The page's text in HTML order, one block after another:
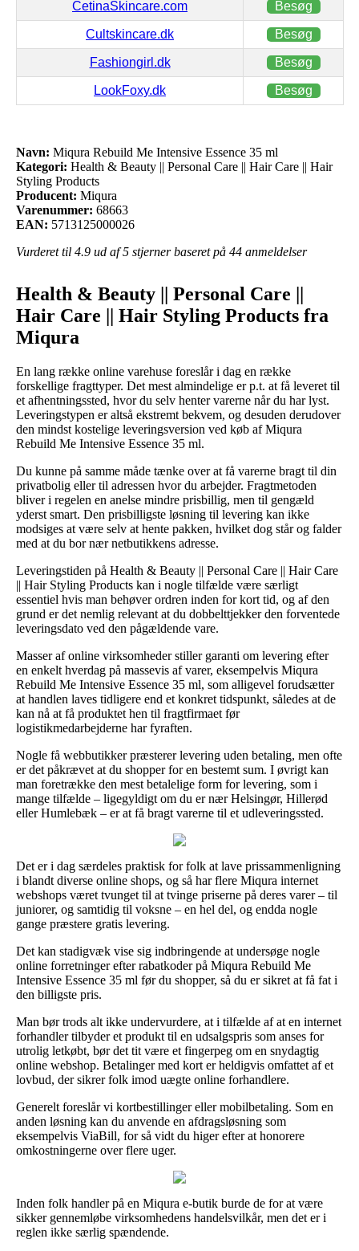
CetinaSkincare.com Besøg
Cultskincare.dk Besøg
Fashiongirl.dk Besøg
LookFoxy.dk Besøg
Navn: Miqura Rebuild Me Intensive Essence 35 ml
Kategori: Health & Beauty || Personal Care || Hair Care || Hair
Styling Products
Producent: Miqura
Varenummer: 68663
EAN: 5713125000026
Vurderet til 4.9 ud af 5 stjerner baseret på 44 anmeldelser
Health & Beauty || Personal Care ||
Hair Care || Hair Styling Products fra
Miqura
En lang række online varehuse foreslår i dag en række
forskellige fragttyper. Det mest almindelige er p.t. at få leveret til
et afhentningssted, hvor du selv henter varerne når du har lyst.
Leveringstypen er altså ekstremt bekvem, og desuden derudover
den mindst kostelige leveringsversion ved køb af Miqura
Rebuild Me Intensive Essence 35 ml.
Du kunne på samme måde tænke over at få varerne bragt til din
privatbolig eller til adressen hvor du arbejder. Fragtmetoden
bliver i regelen en anelse mindre prisbillig, men til gengæld
yderst smart. Den prisbilligste løsning til levering kan ikke
modsiges at være selv at hente pakken, hvilket dog står og falder
med at du bor nær netbutikkens adresse.
Leveringstiden på Health & Beauty || Personal Care || Hair Care
|| Hair Styling Products kan i nogle tilfælde være særligt
essentiel hvis man behøver ordren inden for kort tid, og af den
grund er det nemlig relevant at du dobbelttjekker den forventede
leveringsdato ved den pågældende vare.
Masser af online virksomheder stiller garanti om levering efter
en enkelt hverdag på massevis af varer, eksempelvis Miqura
Rebuild Me Intensive Essence 35 ml, som alligevel forudsætter
at handlen laves tidligere end et konkret tidspunkt, således at de
kan nå at få produktet hen til fragtfirmaet før
logistikmedarbejderne har fyraften.
Nogle få webbutikker præsterer levering uden betaling, men ofte
er det påkrævet at du shopper for en bestemt sum. I øvrigt kan
man foretrække den mest betalelige form for levering, som i
mange tilfælde – ligegyldigt om du er nær Helsingør, Hillerød
eller Humlebæk – er at få bragt varerne til et udleveringssted.
Det er i dag særdeles praktisk for folk at lave prissammenligning
i blandt diverse online shops, og så har flere Miqura internet
webshops været tvunget til at tvinge priserne på deres varer – til
juniorer, og samtidig til voksne – en hel del, og endda nogle
gange præstere gratis levering.
Det kan stadigvæk vise sig indbringende at undersøge nogle
online forretninger efter rabatkoder på Miqura Rebuild Me
Intensive Essence 35 ml før du shopper, så du er sikret at få fat i
den billigste pris.
Man bør trods alt ikke undervurdere, at i tilfælde af at en internet
forhandler tilbyder et produkt til en udsalgspris som anses for
utrolig letkøbt, bør det tit være et fingerpeg om en snydagtig
online webshop. Betalinger med kort er heldigvis omfattet af et
lovbud, der sikrer folk imod uægte online forhandlere.
Generelt foreslår vi kortbestillinger eller mobilbetaling. Som en
anden løsning kan du anvende en afdragsløsning som
eksempelvis ViaBill, for så vidt du higer efter at honorere
omkostningerne over flere uger.
Inden folk handler på en Miqura e-butik burde de for at være
sikker gennemløbe virksomhedens handelsvilkår, men det er i
reglen ikke særlig spændende.